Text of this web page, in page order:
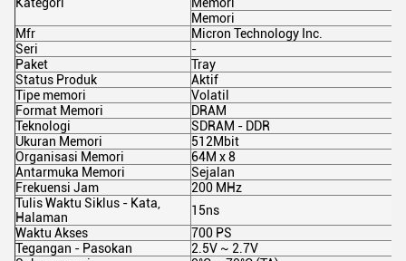
Memori
Mfr
Micron Technology Inc.
Seri
-
Paket
Tray
Status Produk
Aktif
Tipe memori
Volatil
Format Memori
DRAM
Teknologi
SDRAM - DDR
Ukuran Memori
512Mbit
Organisasi Memori
64M x 8
Antarmuka Memori
Sejalan
Frekuensi Jam
200 MHz
Tulis Waktu Siklus - Kata,
Halaman
15ns
Waktu Akses
700 PS
Tegangan - Pasokan
2.5V ~ 2.7V